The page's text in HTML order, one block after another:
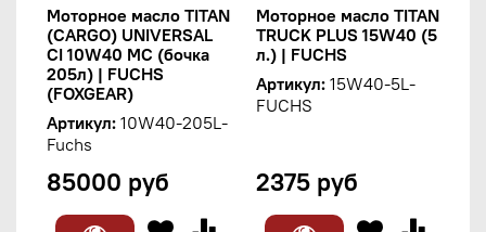
Моторное масло TITAN
(CARGO) UNIVERSAL
CI 10W40 MC (бочка
205л) | FUCHS
(FOXGEAR)
Артикул: 10W40-205L-
Fuchs
85000 руб
Моторное масло TITAN
TRUCK PLUS 15W40 (5
л.) | FUCHS
Артикул: 15W40-5L-
FUCHS
2375 руб